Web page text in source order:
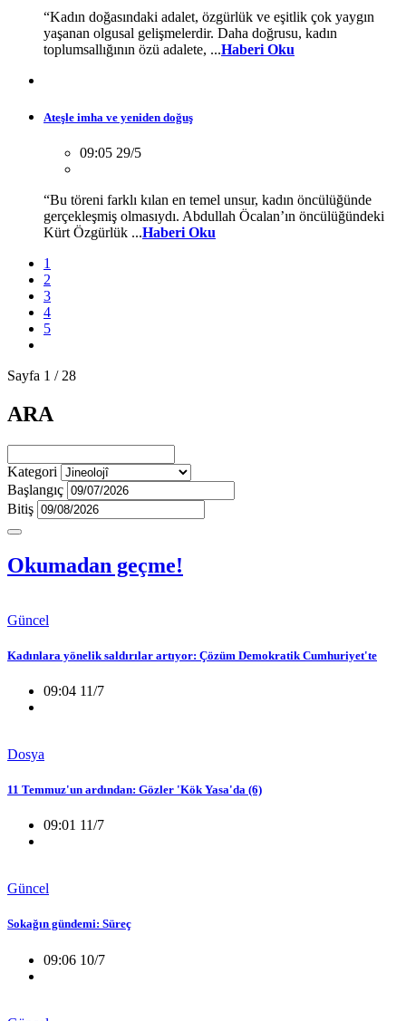
“Kadın doğasındaki adalet, özgürlük ve eşitlik çok yaygın
yaşanan olgusal gelişmelerdir. Daha doğrusu, kadın
toplumsallığının özü adalete, ...Haberi Oku
Ateşle imha ve yeniden doğuş
09:05 29/5
“Bu töreni farklı kılan en temel unsur, kadın öncülüğünde
gerçekleşmiş olmasıydı. Abdullah Öcalan’ın öncülüğündeki
Kürt Özgürlük ...Haberi Oku
1
2
3
4
5
Sayfa 1 / 28
ARA
Kategori
Başlangıç
Bitiş
Okumadan geçme!
Güncel
Kadınlara yönelik saldırılar artıyor: Çözüm Demokratik Cumhuriyet'te
09:04 11/7
Dosya
11 Temmuz'un ardından: Gözler 'Kök Yasa'da (6)
09:01 11/7
Güncel
Sokağın gündemi: Süreç
09:06 10/7